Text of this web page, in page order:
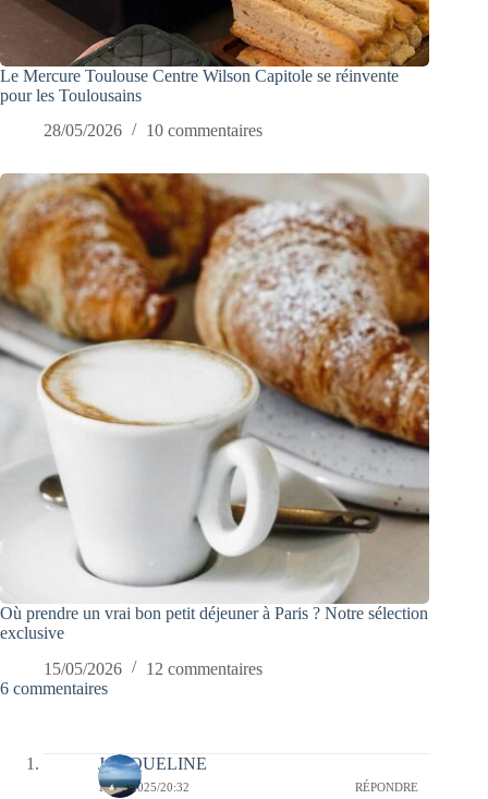
Le Mercure Toulouse Centre Wilson Capitole se réinvente
pour les Toulousains
28/05/2026
10 commentaires
Où prendre un vrai bon petit déjeuner à Paris ? Notre sélection
exclusive
15/05/2026
12 commentaires
6 commentaires
JACQUELINE
17/03/2025/20:32 RÉPONDRE